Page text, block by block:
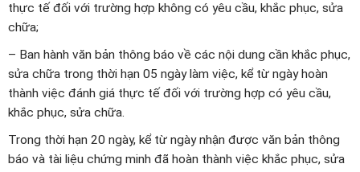
thực tế đối với trường hợp không có yêu cầu, khắc phục, sửa
chữa;
– Ban hành văn bản thông báo về các nội dung cần khắc phục,
sửa chữa trong thời hạn 05 ngày làm việc, kể từ ngày hoàn
thành việc đánh giá thực tế đối với trường hợp có yêu cầu,
khắc phục, sửa chữa.
Trong thời hạn 20 ngày, kể từ ngày nhận được văn bản thông
báo và tài liệu chứng minh đã hoàn thành việc khắc phục, sửa